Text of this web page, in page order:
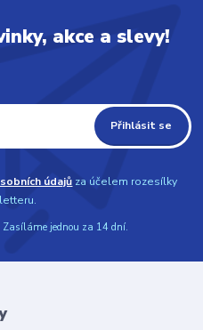
akce a slevy!
Přihlásit se
údajů za účelem rozesílky
Zasíláme jednou za 14 dní.